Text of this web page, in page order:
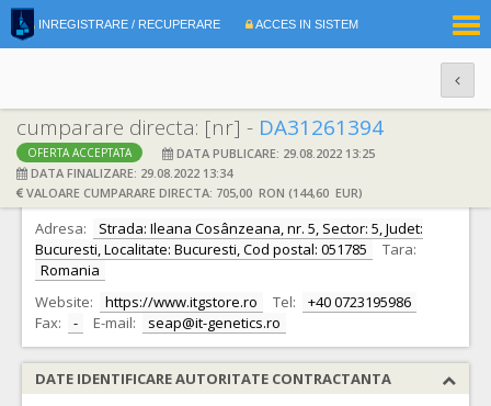
INREGISTRARE / RECUPERARE ACCES IN SISTEM
cumparare directa: [nr] - DA31261394
OFERTA ACCEPTATA
DATA PUBLICARE: 29.08.2022 13:25
DATA FINALIZARE: 29.08.2022 13:34
VALOARE CUMPARARE DIRECTA: 705,00 RON (144,60 EUR)
DATE IDENTIFICARE OFERTANT
Ofertant: S.C. IT GENETICS S.A. CIF: 21310535
Adresa:
Strada: Ileana Cosânzeana, nr. 5, Sector: 5, Judet:
Bucuresti, Localitate: Bucuresti, Cod postal: 051785
Tara:
Romania
Website:
https://www.itgstore.ro Tel:
+40 0723195986
Fax:
- E-mail: seap@it-genetics.ro
DATE IDENTIFICARE AUTORITATE CONTRACTANTA